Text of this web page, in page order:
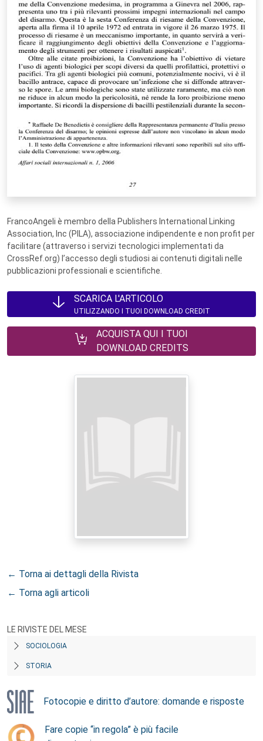
FrancoAngeli è membro della Publishers International Linking
Association, Inc (PILA), associazione indipendente e non profit per
facilitare (attraverso i servizi tecnologici implementati da
CrossRef.org) l’accesso degli studiosi ai contenuti digitali nelle
pubblicazioni professionali e scientifiche.
SCARICA L'ARTICOLO
UTILIZZANDO I TUOI DOWNLOAD CREDIT
ACQUISTA QUI I TUOI
DOWNLOAD CREDITS
← Torna ai dettagli della Rivista
← Torna agli articoli
LE RIVISTE DEL MESE
SOCIOLOGIA
STORIA
Fotocopie e diritto d’autore: domande e risposte
Fare copie “in regola” è più facile